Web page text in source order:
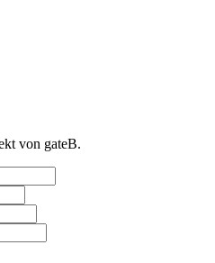
von gateB.